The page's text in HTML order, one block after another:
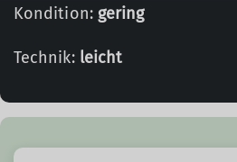
Kondition: gering
Technik: leicht